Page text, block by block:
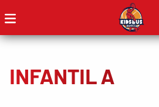
INFANTIL A